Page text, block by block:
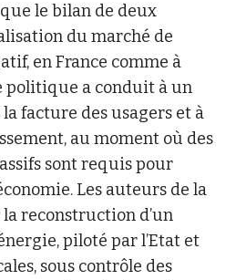
le bilan de deux
du marché de
en France comme à
politique a conduit à un
facture des usagers et à
au moment où des
sont requis pour
Les auteurs de la
reconstruction d’un
piloté par l’Etat et
sous contrôle des